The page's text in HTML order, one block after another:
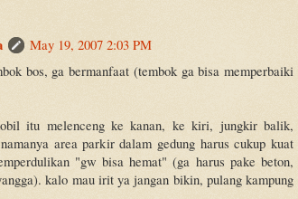
May 19, 2007 2:03 PM
bos, ga bermanfaat (tembok ga bisa memperbaiki
itu melenceng ke kanan, ke kiri, jungkir balik,
area parkir dalam gedung harus cukup kuat
"gw bisa hemat" (ga harus pake beton,
kalo mau irit ya jangan bikin, pulang kampung